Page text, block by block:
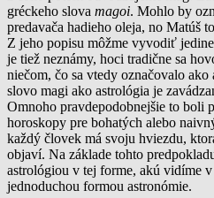
gréckeho slova magoi. Mohlo by
predavača hadieho oleja, no Matúš
Z jeho popisu môžme vyvodiť
je tiež neznámy, hoci tradične sa
niečom, čo sa vtedy označovalo
slovo magi ako astrológia je
Omnoho pravdepodobnejšie to boli
horoskopy pre bohatých alebo
každý človek má svoju hviezdu,
objaví. Na základe tohto
astrológiou v tej forme, akú vidíme
jednoduchou formou astronómie.